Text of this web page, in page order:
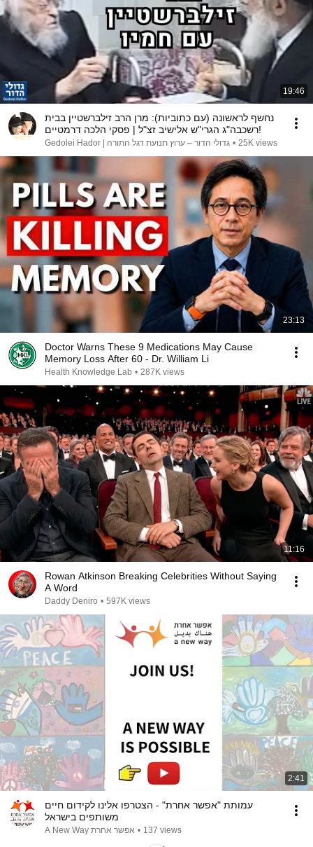
19:46
נחשף לראשונה (עם כתוביות): מרן הרב זילברשטיין בבית
רשכבה"ג הגרי"ש אלישיב זצ"ל | פסקי הלכה דרמטיים!
גדולי הדור – ערוץ תנועת דגל התורה | Gedolei Hador • 25K views
23:13
Doctor Warns These 9 Medications May Cause
Memory Loss After 60 - Dr. William Li
Health Knowledge Lab • 287K views
11:16
Rowan Atkinson Breaking Celebrities Without Saying
A Word
Daddy Deniro • 597K views
2:41
עמותת "אפשר אחרת" - הצטרפו אלינו לקידום חיים
משותפים בישראל
אפשר אחרת A New Way • 137 views